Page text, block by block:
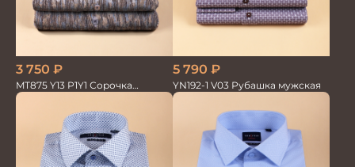
3 750 ₽
MT875 Y13 P1Y1 Сорочка
мужская
5 790 ₽
YN192-1 V03 Рубашка мужская